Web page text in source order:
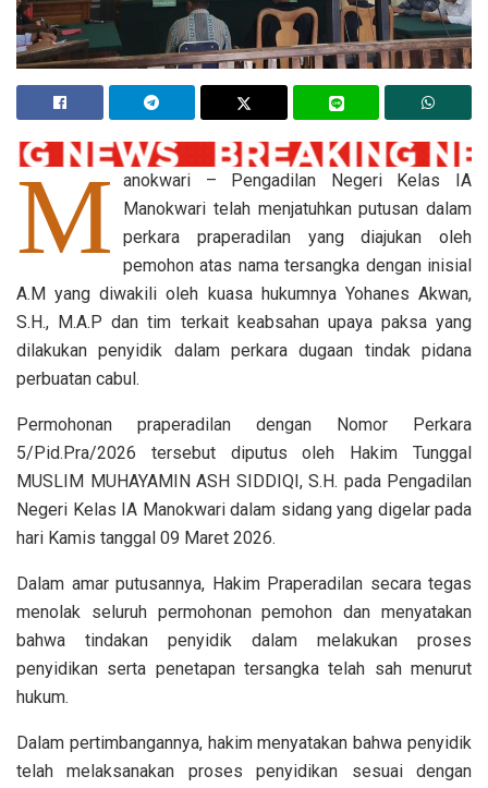
M
anokwari – Pengadilan Negeri Kelas IA
Manokwari telah menjatuhkan putusan dalam
perkara praperadilan yang diajukan oleh
pemohon atas nama tersangka dengan inisial
A.M yang diwakili oleh kuasa hukumnya Yohanes Akwan,
S.H., M.A.P dan tim terkait keabsahan upaya paksa yang
dilakukan penyidik dalam perkara dugaan tindak pidana
perbuatan cabul.
Permohonan praperadilan dengan Nomor Perkara
5/Pid.Pra/2026 tersebut diputus oleh Hakim Tunggal
MUSLIM MUHAYAMIN ASH SIDDIQI, S.H. pada Pengadilan
Negeri Kelas IA Manokwari dalam sidang yang digelar pada
hari Kamis tanggal 09 Maret 2026.
Dalam amar putusannya, Hakim Praperadilan secara tegas
menolak seluruh permohonan pemohon dan menyatakan
bahwa tindakan penyidik dalam melakukan proses
penyidikan serta penetapan tersangka telah sah menurut
hukum.
Dalam pertimbangannya, hakim menyatakan bahwa penyidik
telah melaksanakan proses penyidikan sesuai dengan